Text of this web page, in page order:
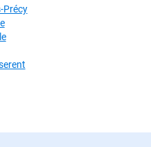
Précy